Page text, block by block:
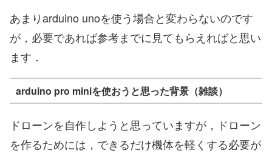
あまりarduino unoを使う場合と変わらないのです
が，必要であれば参考までに見てもらえればと思い
ます．
arduino pro miniを使おうと思った背景（雑談）
ドローンを自作しようと思っていますが，ドローン
を作るためには，できるだけ機体を軽くする必要が